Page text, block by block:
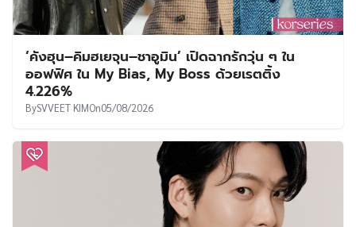
‘คังฮุน–คิมฮเยจุน–ชาอูมิน’ เปิดฉากรักวุ่น ๆ ใน
ออฟฟิศ ใน My Bias, My Boss ด้วยเรตติ้ง
4.226%
BySVVEET KIMOn05/08/2026